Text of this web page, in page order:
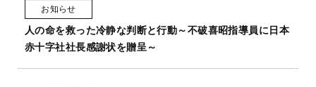
お知らせ
人の命を救った冷静な判断と行動～不破喜昭指導員に日本
赤十字社社長感謝状を贈呈～